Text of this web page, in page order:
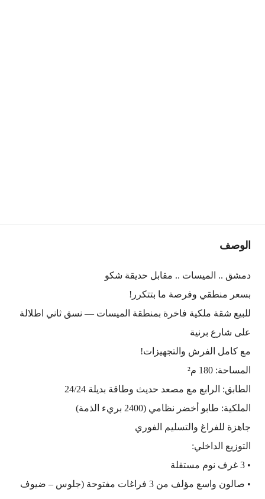
الوصف
دمشق .. الميسات .. مقابل حديقة شكو
بسعر منطقي وفرصة ما بتتكرر!
للبيع شقة ملكية فاخرة بمنطقة الميسات — نسق ثاني اطلالة
على شارع برنية
مع كامل الفرش والتجهيزات!
المساحة: 180 م²
الطابق: الرابع مع مصعد حديث وطاقة بديلة 24/24
الملكية: طابو أخضر نظامي (2400 بريء الذمة)
جاهزة للفراغ والتسليم الفوري
التوزيع الداخلي:
• 3 غرف نوم مستقلة
• صالون واسع مؤلف من 3 فراغات مفتوحة (جلوس – ضيوف